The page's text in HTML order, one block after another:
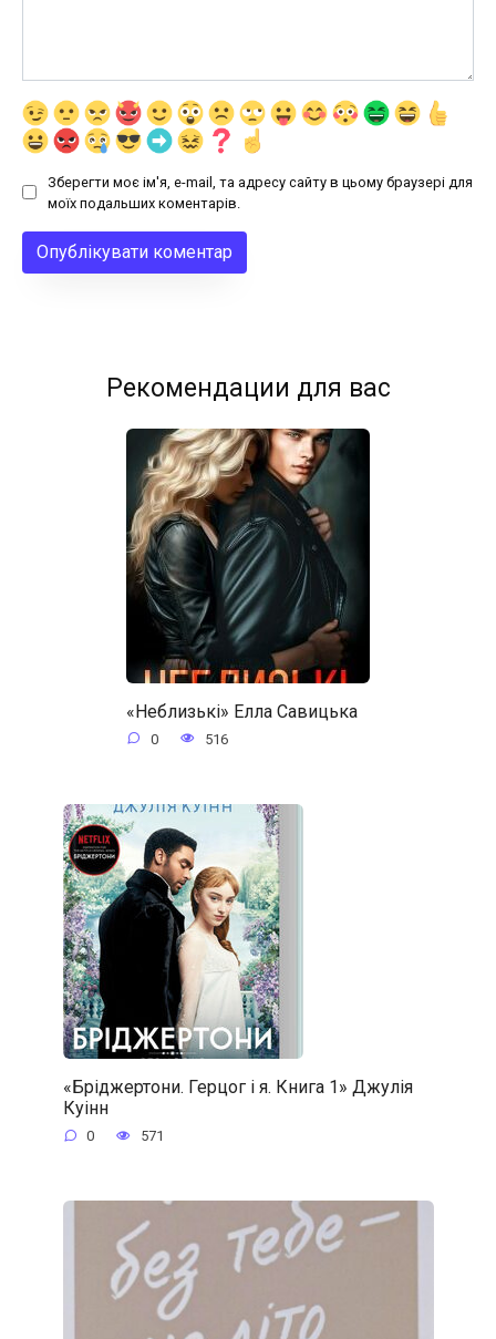
Зберегти моє ім'я, e-mail, та адресу сайту в цьому браузері для
моїх подальших коментарів.
Рекомендации для вас
«Неблизькі» Елла Савицька
0 516
«Бріджертони. Герцог і я. Книга 1» Джулія
Куінн
0 571